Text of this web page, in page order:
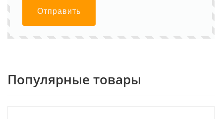
Отправить
Популярные товары